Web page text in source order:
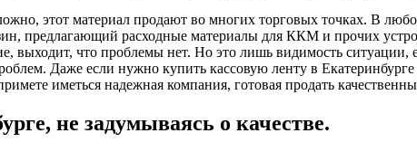
этот материал продают во многих торговых точках. В
предлагающий расходные материалы для ККМ и прочих
выходит, что проблемы нет. Но это лишь видимость ситуации,
Даже если нужно купить кассовую ленту в
иметься надежная компания, готовая продать
не задумываясь о качестве.